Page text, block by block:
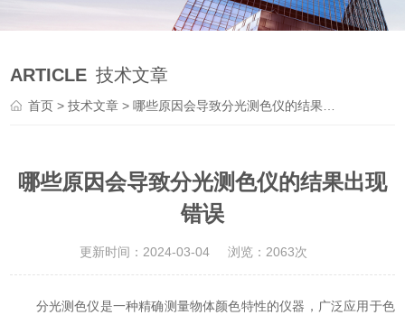
ARTICLE 技术文章
首页 >技术文章 > 哪些原因会导致分光测色仪的结果出现错误
哪些原因会导致分光测色仪的结果出现
错误
更新时间：2024-03-04 浏览：2063次
分光测色仪是一种精确测量物体颜色特性的仪器，广泛应用于色